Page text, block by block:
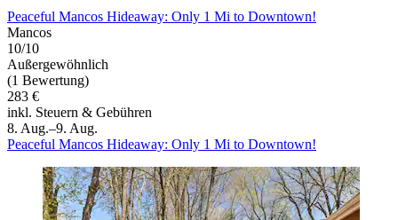
Peaceful Mancos Hideaway: Only 1 Mi to Downtown!
Mancos
10/10
Außergewöhnlich
(1 Bewertung)
283 €
inkl. Steuern & Gebühren
8. Aug.–9. Aug.
Peaceful Mancos Hideaway: Only 1 Mi to Downtown!